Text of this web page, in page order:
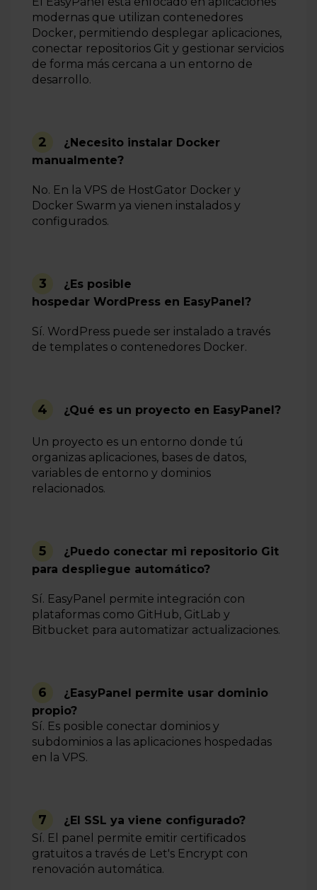
modernas que utilizan contenedores
Docker, permitiendo desplegar aplicaciones,
conectar repositorios Git y gestionar servicios
de forma más cercana a un entorno de
desarrollo.
2
¿Necesito instalar Docker
manualmente?
No. En la VPS de HostGator Docker y
Docker Swarm ya vienen instalados y
configurados.
3
¿Es posible
hospedar WordPress en EasyPanel?
Sí. WordPress puede ser instalado a través
de templates o contenedores Docker.
4 ¿Qué es un proyecto en EasyPanel?
Un proyecto es un entorno donde tú
organizas aplicaciones, bases de datos,
variables de entorno y dominios
relacionados.
5
¿Puedo conectar mi repositorio Git
para despliegue automático?
Sí. EasyPanel permite integración con
plataformas como GitHub, GitLab y
Bitbucket para automatizar actualizaciones.
6
¿EasyPanel permite usar dominio
propio?
Sí. Es posible conectar dominios y
subdominios a las aplicaciones hospedadas
en la VPS.
7
¿El SSL ya viene configurado?
Sí. El panel permite emitir certificados
gratuitos a través de Let's Encrypt con
renovación automática.